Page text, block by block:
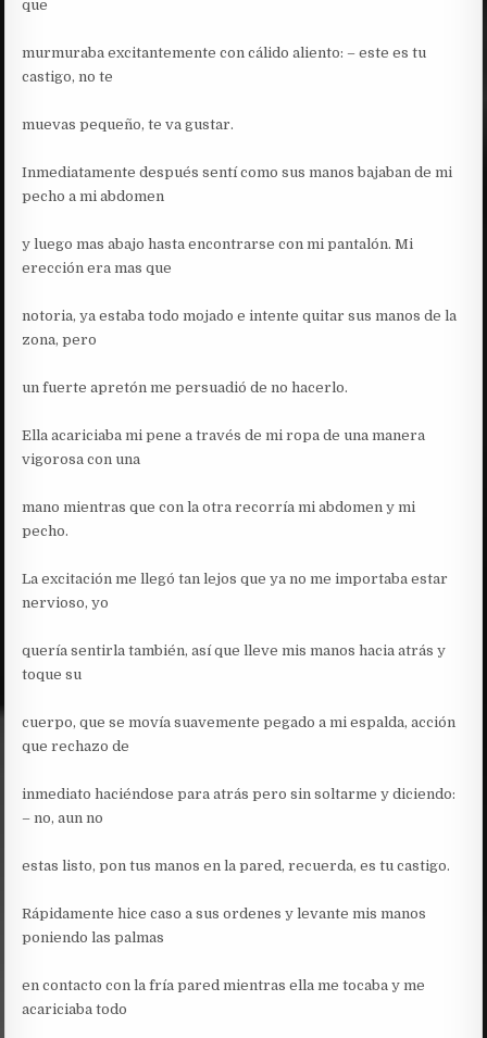
que
murmuraba excitantemente con cálido aliento: – este es tu
castigo, no te
muevas pequeño, te va gustar.
Inmediatamente después sentí como sus manos bajaban de mi
pecho a mi abdomen
y luego mas abajo hasta encontrarse con mi pantalón. Mi
erección era mas que
notoria, ya estaba todo mojado e intente quitar sus manos de la
zona, pero
un fuerte apretón me persuadió de no hacerlo.
Ella acariciaba mi pene a través de mi ropa de una manera
vigorosa con una
mano mientras que con la otra recorría mi abdomen y mi
pecho.
La excitación me llegó tan lejos que ya no me importaba estar
nervioso, yo
quería sentirla también, así que lleve mis manos hacia atrás y
toque su
cuerpo, que se movía suavemente pegado a mi espalda, acción
que rechazo de
inmediato haciéndose para atrás pero sin soltarme y diciendo:
– no, aun no
estas listo, pon tus manos en la pared, recuerda, es tu castigo.
Rápidamente hice caso a sus ordenes y levante mis manos
poniendo las palmas
en contacto con la fría pared mientras ella me tocaba y me
acariciaba todo